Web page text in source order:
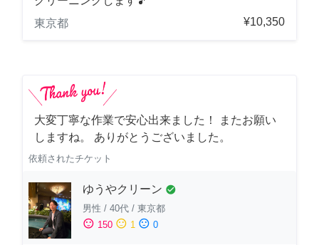
東京都
¥10,350
大変丁寧な作業で安心出来ました！ またお願い
しますね。 ありがとうございました。
依頼されたチケット
ゆうやクリーン check_circle
男性 / 40代 / 東京都
sentiment_satisfied 150 sentiment_neutral 1 sentiment_dissatisfied 0